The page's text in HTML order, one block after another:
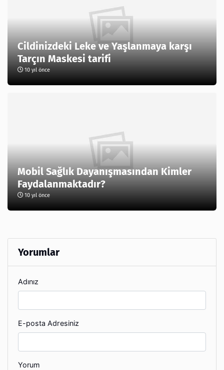
Cildinizdeki Leke ve Yaşlanmaya karşı
Tarçın Maskesi tarifi
10 yıl önce
Mobil Sağlık Dayanışmasından Kimler
Faydalanmaktadır?
10 yıl önce
Yorumlar
Adınız
E-posta Adresiniz
Yorum